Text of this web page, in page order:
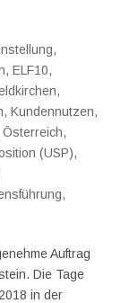
,
, ELF10,
,
, Kundennutzen,
Österreich,
(USP),
,
Auftrag
Die Tage
in der